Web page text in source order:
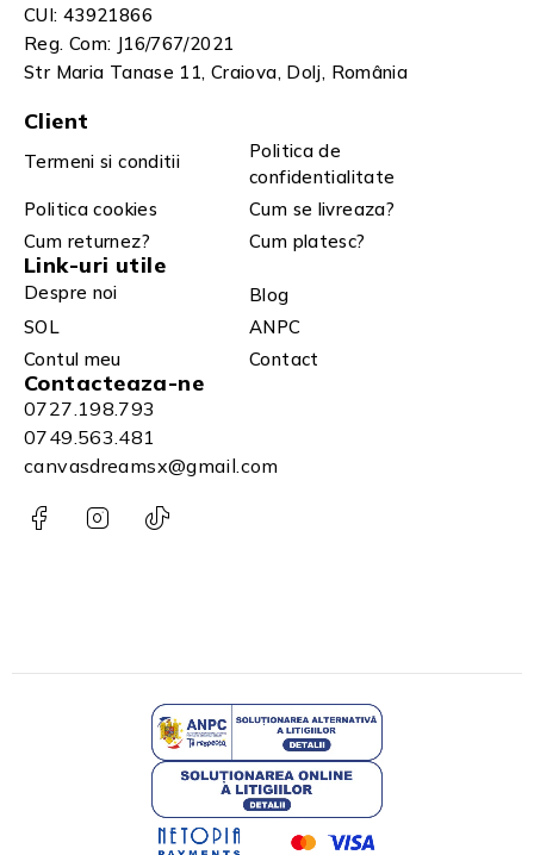
CUI: 43921866
Reg. Com: J16/767/2021
Str Maria Tanase 11, Craiova, Dolj, România
Client
Termeni si conditii
Politica de
confidentialitate
Politica cookies
Cum se livreaza?
Cum returnez?
Cum platesc?
Link-uri utile
Despre noi
Blog
SOL
ANPC
Contul meu
Contact
Contacteaza-ne
0727.198.793
0749.563.481
canvasdreamsx@gmail.com